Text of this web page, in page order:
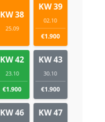
KW 38
25.09
KW 39
02.10
€1.900
KW 42
23.10
€1.900
KW 43
30.10
€1.900
KW 46 KW 47